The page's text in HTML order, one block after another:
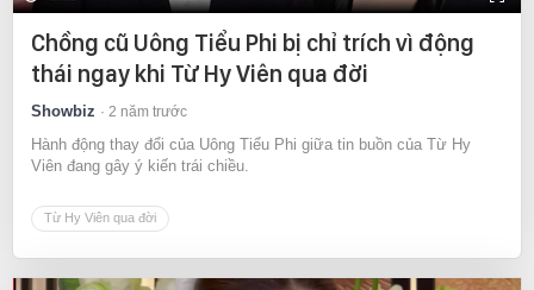
Chồng cũ Uông Tiểu Phi bị chỉ trích vì động
thái ngay khi Từ Hy Viên qua đời
Showbiz 2 năm trước
Hành động thay đổi của Uông Tiểu Phi giữa tin buồn của Từ Hy
Viên đang gây ý kiến trái chiều.
Từ Hy Viên qua đời